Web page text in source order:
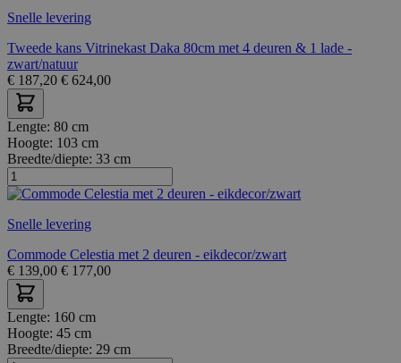
Snelle levering
Tweede kans Vitrinekast Daka 80cm met 4 deuren & 1 lade -
zwart/natuur
€ 187,20 € 624,00
Lengte: 80 cm
Hoogte: 103 cm
Breedte/diepte: 33 cm
Snelle levering
Commode Celestia met 2 deuren - eikdecor/zwart
€ 139,00 € 177,00
Lengte: 160 cm
Hoogte: 45 cm
Breedte/diepte: 29 cm